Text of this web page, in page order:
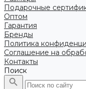
Подарочные
Оптом
Гарантия
Бренды
Политика
Соглашение на
Контакты
Поиск